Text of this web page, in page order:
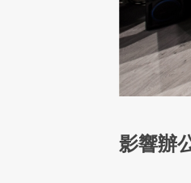
影響辦